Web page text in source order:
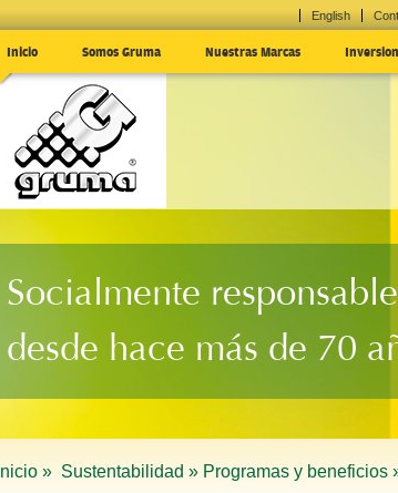
English
Inicio Somos Gruma Nuestras Marcas
Socialmente
desde hace más de 70
Inicio » Sustentabilidad » Programas y beneficios